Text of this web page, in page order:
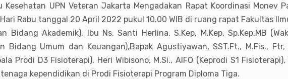
UPN Veteran Jakarta Mengadakan Rapat Koordinasi Monev
Rabu tanggal 20 April 2022 pukul 10.00 WIB di ruang rapat Fakultas
Bidang Akademik), Ibu Ns. Santi Herlina, S.Kep, M.Kep, Sp.Kep.MB
Bidang Umum dan Keuangan),Bapak Agustiyawan, SST.Ft., M.Fis.,
Prodi D3 Fisioterapi), Heri Wibisono, M.Si., AIFO (Keprodi S1
kependidikan di Prodi Fisioterapi Program Diploma Tiga.